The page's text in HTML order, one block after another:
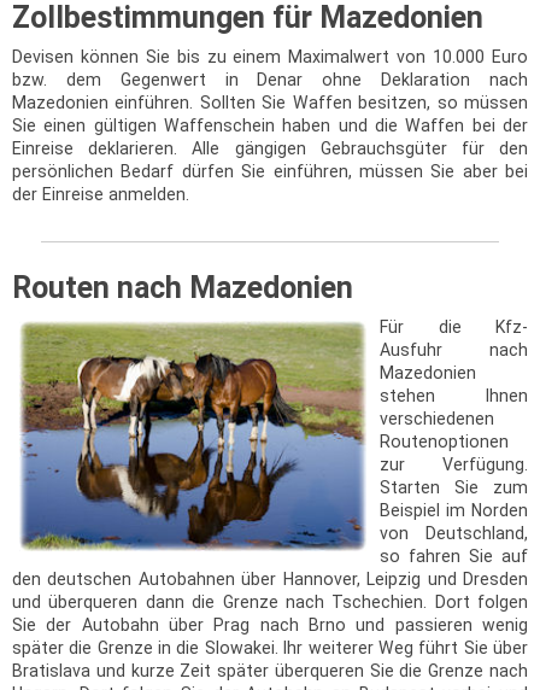
Zollbestimmungen für Mazedonien
Devisen können Sie bis zu einem Maximalwert von 10.000 Euro
bzw. dem Gegenwert in Denar ohne Deklaration nach
Mazedonien einführen. Sollten Sie Waffen besitzen, so müssen
Sie einen gültigen Waffenschein haben und die Waffen bei der
Einreise deklarieren. Alle gängigen Gebrauchsgüter für den
persönlichen Bedarf dürfen Sie einführen, müssen Sie aber bei
der Einreise anmelden.
Routen nach Mazedonien
Für die Kfz-
Ausfuhr nach
Mazedonien
stehen Ihnen
verschiedenen
Routenoptionen
zur Verfügung.
Starten Sie zum
Beispiel im Norden
von Deutschland,
so fahren Sie auf
den deutschen Autobahnen über Hannover, Leipzig und Dresden
und überqueren dann die Grenze nach Tschechien. Dort folgen
Sie der Autobahn über Prag nach Brno und passieren wenig
später die Grenze in die Slowakei. Ihr weiterer Weg führt Sie über
Bratislava und kurze Zeit später überqueren Sie die Grenze nach